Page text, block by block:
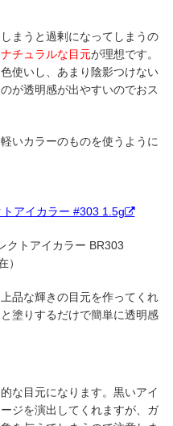
まうと過剰になってしまうの
ナチュラルな目元が理想です。
使いし、あまり陰影つけない
が透明感が出やすいのでおス
いカラーのものを使うように
アイカラー #303 1.5g
クトアイカラー BR303
）
品な輝きの目元を作ってくれ
塗りするだけで簡単に透明感
な目元になります。黒いアイ
ジを演出してくれますが、ガ